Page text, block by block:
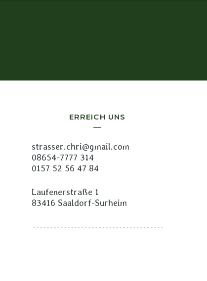
ERREICH UNS
strasser.chri@gmail.com
08654-7777 314
0157 52 56 47 84
Laufenerstraße 1
83416 Saaldorf-Surheim